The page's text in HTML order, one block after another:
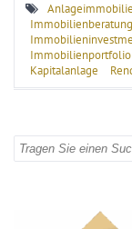
Immobilienberatung
Immobilienportfolio
Kapitalanlage